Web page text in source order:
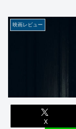
映画レビュー
X